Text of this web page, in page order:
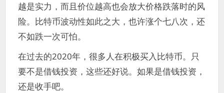
越是实力，而且价位越高也会放大价格跌落时的风
险。比特币波动性如此之大，也许涨个七八次，还
不如跌一次可怕。
在过去的2020年，很多人在积极买入比特币。只
要不是借钱投资，这些还好说。如果是借钱投资，
还是收手吧。